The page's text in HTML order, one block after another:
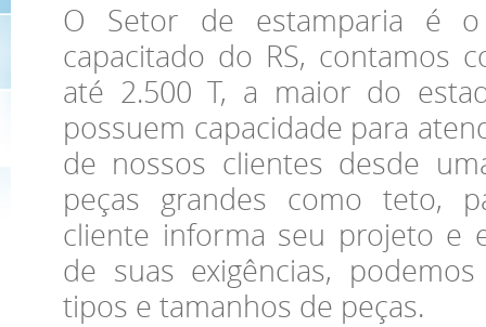
O Setor de estamparia é
capacitado do RS, contamos
até 2.500 T, a maior do
possuem capacidade para
de nossos clientes desde
peças grandes como teto,
cliente informa seu projeto e
de suas exigências,
tipos e tamanhos de peças.